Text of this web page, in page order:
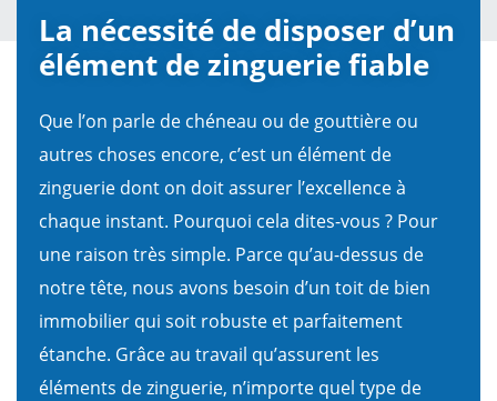
La nécessité de disposer d’un
élément de zinguerie fiable
Que l’on parle de chéneau ou de gouttière ou
autres choses encore, c’est un élément de
zinguerie dont on doit assurer l’excellence à
chaque instant. Pourquoi cela dites-vous ? Pour
une raison très simple. Parce qu’au-dessus de
notre tête, nous avons besoin d’un toit de bien
immobilier qui soit robuste et parfaitement
étanche. Grâce au travail qu’assurent les
éléments de zinguerie, n’importe quel type de